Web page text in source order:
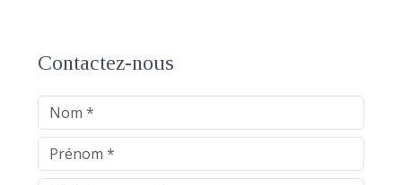
Contactez-nous